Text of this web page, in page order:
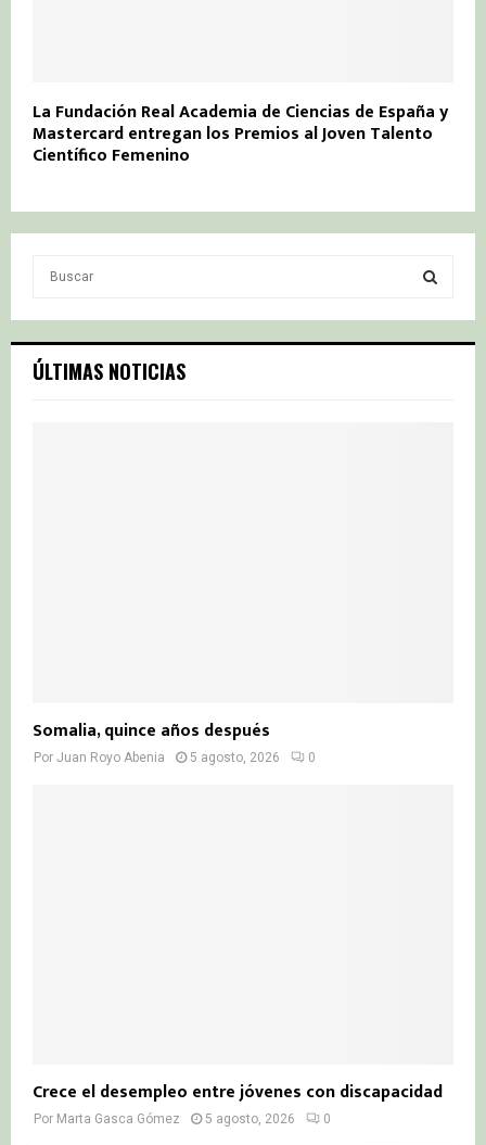
La Fundación Real Academia de Ciencias de España y
Mastercard entregan los Premios al Joven Talento
Científico Femenino
c
h
S
ÚLTIMAS NOTICIAS
Somalia, quince años después
Por Juan Royo Abenia 5 agosto, 2026 0
Crece el desempleo entre jóvenes con discapacidad
Por Marta Gasca Gómez 5 agosto, 2026 0